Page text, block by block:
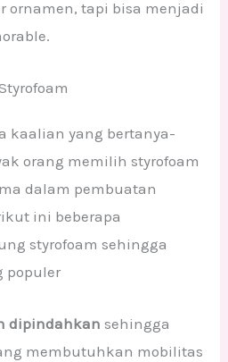
ornamen, tapi bisa menjadi
kaalian yang bertanya-
orang memilih styrofoam
dalam pembuatan
ini beberapa
styrofoam sehingga
populer
dipindahkan sehingga
membutuhkan mobilitas